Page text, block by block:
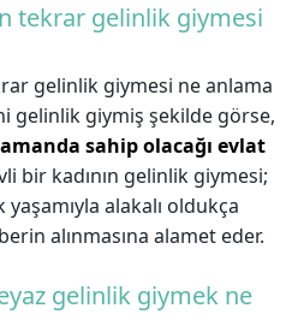
tekrar gelinlik giymesi
gelinlik giymesi ne anlama
gelinlik giymiş şekilde görse,
sahip olacağı evlat
bir kadının gelinlik giymesi;
alakalı oldukça
alınmasına alamet eder.
gelinlik giymek ne